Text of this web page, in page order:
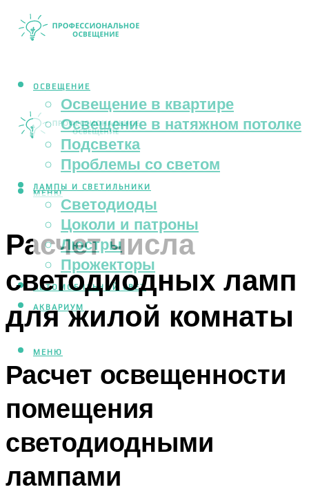
ОСВЕЩЕНИЕ
Освещение в квартире
Освещение в натяжном потолке
Подсветка
Проблемы со светом
ЛАМПЫ И СВЕТИЛЬНИКИ
Светодиоды
Цоколи и патроны
Люстры
Прожекторы
АВТОМОБИЛЬНЫЙ СВЕТ
АКВАРИУМ
МЕНЮ
МЕНЮ
Расчет числа
светодиодных ламп
для жилой комнаты
Расчет освещенности
помещения
светодиодными
лампами